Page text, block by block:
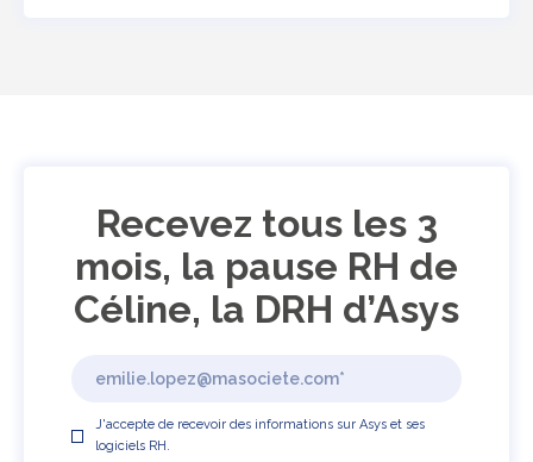
Recevez tous les 3
mois, la pause RH de
Céline, la DRH d’Asys
J'accepte de recevoir des informations sur Asys et ses
logiciels RH.